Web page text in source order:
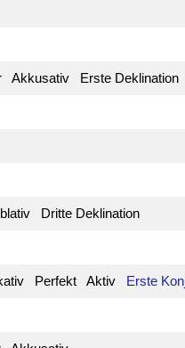
Akkusativ Erste Deklination
Dritte Deklination
Perfekt Aktiv Erste